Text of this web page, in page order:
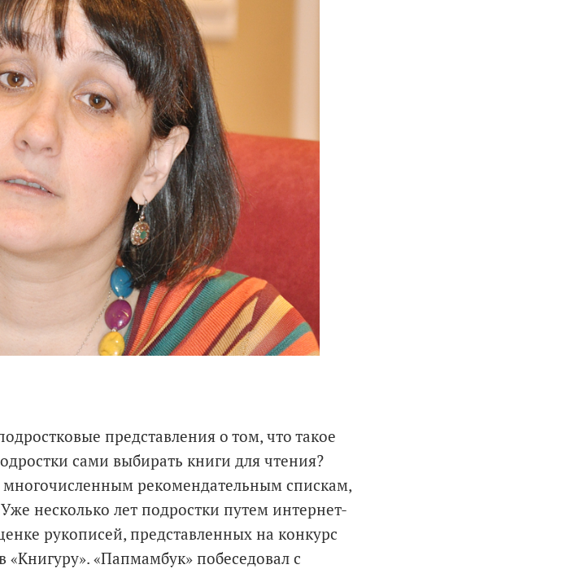
представления о том, что такое
сами выбирать книги для чтения?
рекомендательным спискам,
несколько лет подростки путем интернет-
рукописей, представленных на конкурс
«Папмамбук» побеседовал с